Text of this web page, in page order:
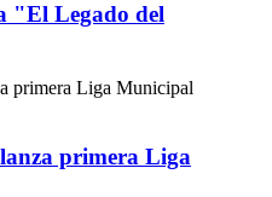
"El Legado del
primera Liga